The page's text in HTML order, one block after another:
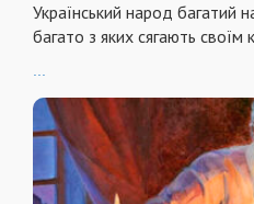
Український народ багатий
багато з яких сягають своїм
...